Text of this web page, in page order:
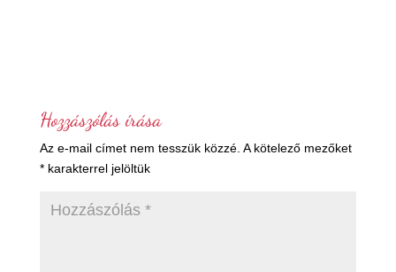
Hozzászólás írása
Az e-mail címet nem tesszük közzé. A kötelező mezőket
*karakterrel jelöltük